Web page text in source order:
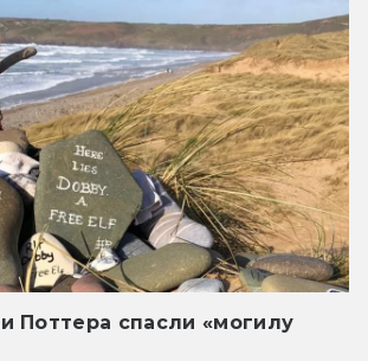
Поттера спасли «могилу